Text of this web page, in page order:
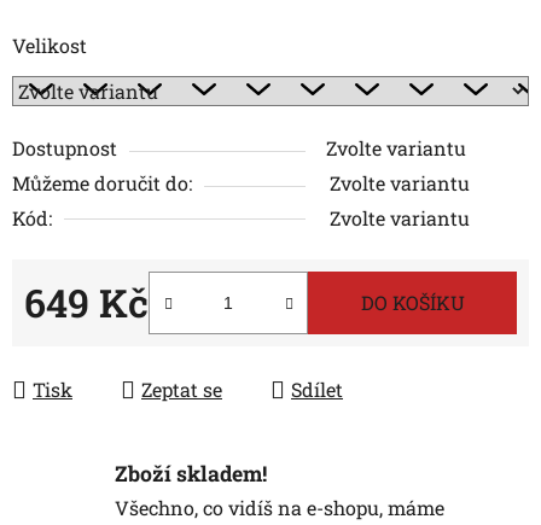
Velikost
Dostupnost
Zvolte variantu
Můžeme doručit do:
Zvolte variantu
Kód:
Zvolte variantu
649 Kč DO KOŠÍKU
Tisk Zeptat se Sdílet
Zboží skladem!
Všechno, co vidíš na e-shopu, máme